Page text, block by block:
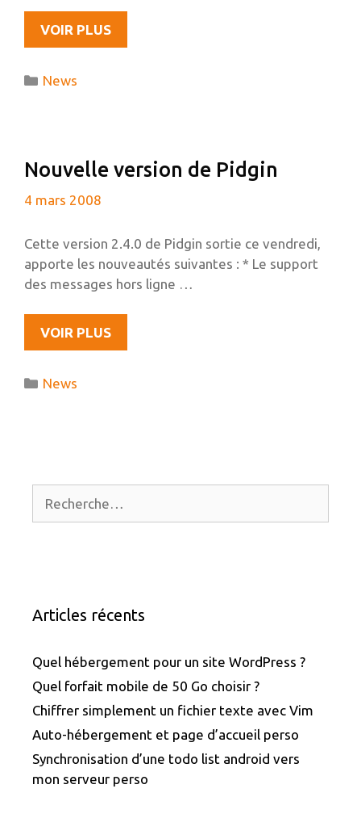
VOIR PLUSCOMMENT
COMPILER
Catégories
News
Nouvelle version de Pidgin
4 mars 2008
Cette version 2.4.0 de Pidgin sortie ce vendredi,
apporte les nouveautés suivantes : * Le support
des messages hors ligne …
VOIR PLUSNOUVELLE
VERSION
Catégories
News
Articles récents
Quel hébergement pour un site WordPress ?
Quel forfait mobile de 50 Go choisir ?
Chiffrer simplement un fichier texte avec Vim
Auto-hébergement et page d’accueil perso
Synchronisation d’une todo list android vers
mon serveur perso